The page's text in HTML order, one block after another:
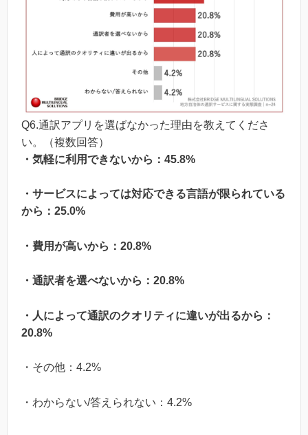
Q6.通訳アプリを選ばなかった理由を教えてくださ
い。（複数回答）
・気軽に利用できないから：45.8%
・サービスによっては対応できる言語が限られている
から：25.0%
・費用が高いから：20.8%
・通訳者を選べないから：20.8%
・人によって通訳のクオリティに違いが出るから：
20.8%
・その他：4.2%
・わからない/答えられない：4.2%